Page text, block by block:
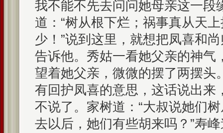
我不能不先去问问她母亲这一段
道：“树从根下烂；祸事真从天
少！”说到这里，就想把凤喜和
告诉他。秀姑一看她父亲的神气
望着她父亲，微微的摆了两摆头
有回护凤喜的意思，这话说出来
不说了。家树道：“大叔说她们
去以后，她们有些胡来吗？”寿